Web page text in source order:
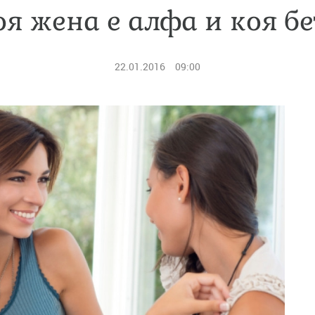
жена е алфа и коя
22.01.2016 09:00